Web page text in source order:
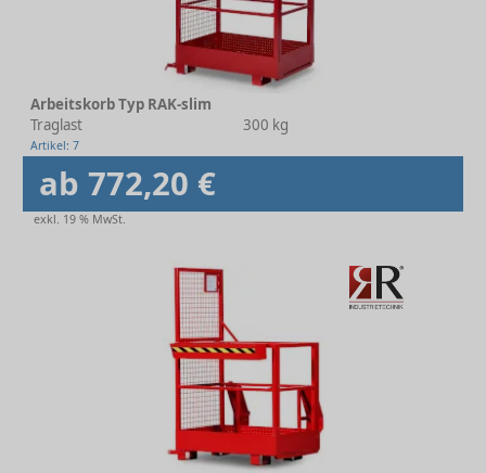
Arbeitskorb Typ RAK-slim
Traglast
300 kg
Artikel: 7
ab 772,20 €
exkl. 19 % MwSt.